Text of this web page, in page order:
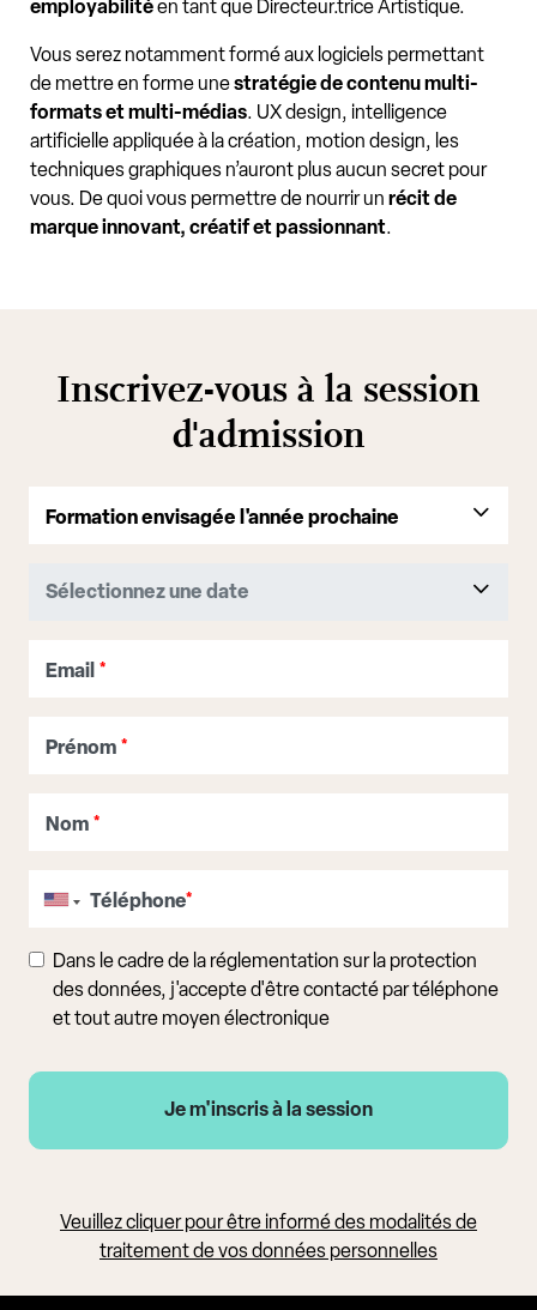
employabilitéen tant que Directeur.trice Artistique.
Vous serez notamment formé aux logiciels permettant
de mettre en forme unestratégie de contenu multi-
formats et multi-médias. UX design, intelligence
artificielle appliquée à la création, motion design, les
techniques graphiques n’auront plus aucun secret pour
vous. De quoi vous permettre de nourrir un récit de
marque innovant, créatif et passionnant.
Inscrivez-vous à la session
d'admission
Email *
Prénom *
Nom *
Téléphone*
Dans le cadre de la réglementation sur la protection
des données, j'accepte d'être contacté par téléphone
et tout autre moyen électronique
Veuillez cliquer pour être informé des modalités de
traitement de vos données personnelles